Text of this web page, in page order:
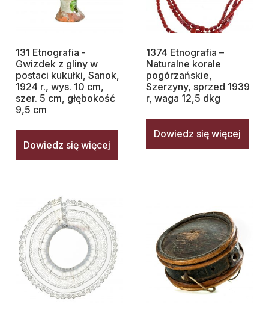
131 Etnografia -
Gwizdek z gliny w
postaci kukułki, Sanok,
1924 r., wys. 10 cm,
szer. 5 cm, głębokość
9,5 cm
Dowiedz się więcej
1374 Etnografia –
Naturalne korale
pogórzańskie,
Szerzyny, sprzed 1939
r, waga 12,5 dkg
Dowiedz się więcej